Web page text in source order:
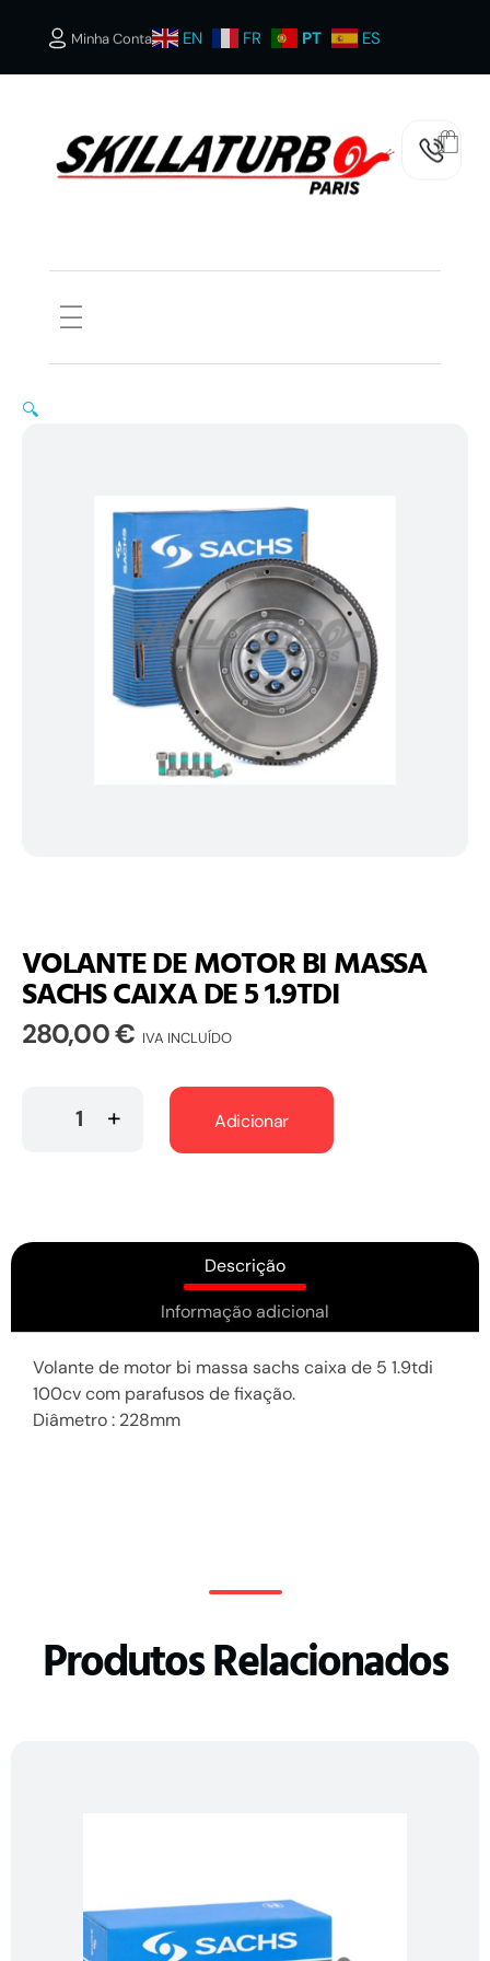
Minha Conta EN FR PT ES
🔍
VOLANTE DE MOTOR BI MASSA
SACHS CAIXA DE 5 1.9TDI
280,00€ IVA INCLUÍDO
Adicionar
Descrição
Informação adicional
Volante de motor bi massa sachs caixa de 5 1.9tdi
100cv com parafusos de fixação.
Diâmetro : 228mm
Produtos Relacionados